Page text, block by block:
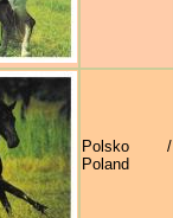
Polsko /
Poland